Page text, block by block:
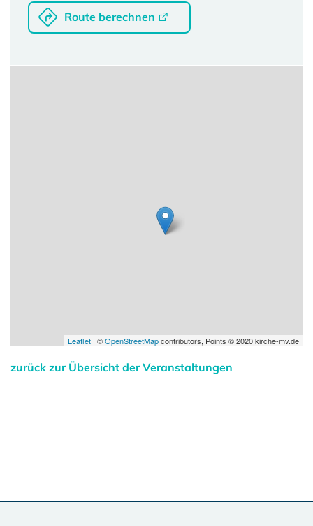
Route berechnen
Leaflet | ©OpenStreetMapcontributors, Points © 2020 kirche-mv.de
zurück zur Übersicht der Veranstaltungen